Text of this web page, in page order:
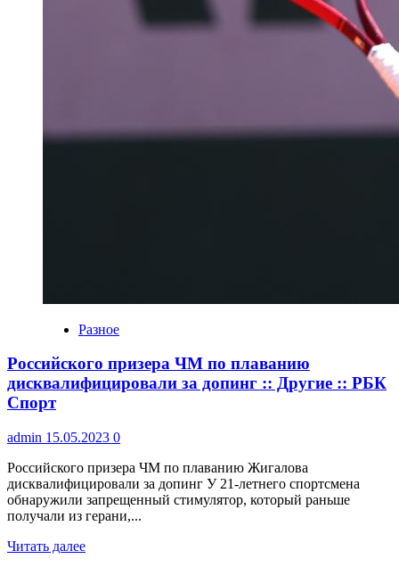
Разное
Российского призера ЧМ по плаванию
дисквалифицировали за допинг :: Другие :: РБК
Спорт
admin 15.05.2023 0
Российского призера ЧМ по плаванию Жигалова
дисквалифицировали за допинг У 21-летнего спортсмена
обнаружили запрещенный стимулятор, который раньше
получали из герани,...
Читать далее